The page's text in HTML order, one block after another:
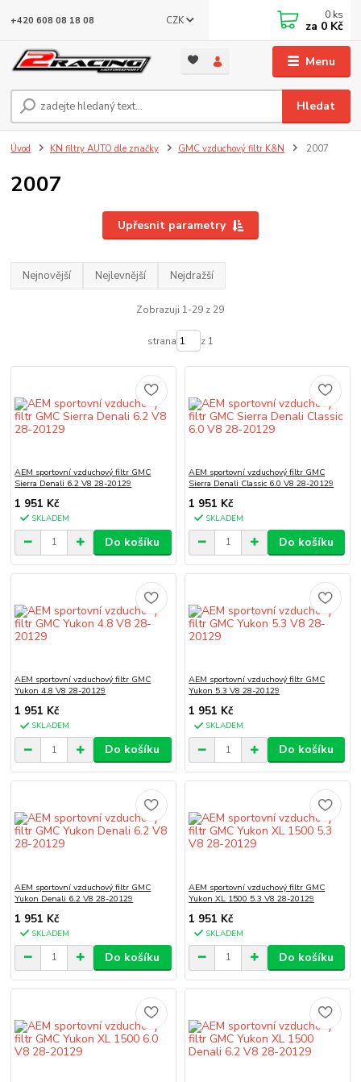
Menu
CZK
Hledat
+420 608 08 18 08 0 ks
za 0 Kč
Úvod KN filtry AUTO dle značky GMC vzduchový filtr K&N 2007
2007
Upřesnit parametry
Nejnovější Nejlevnější Nejdražší
Zobrazuji 1-29 z 29
strana z 1
AEM sportovní vzduchový filtr GMC
Sierra Denali 6.2 V8 28-20129
1 951 Kč
SKLADEM
Do košíku
AEM sportovní vzduchový filtr GMC
Sierra Denali Classic 6.0 V8 28-20129
1 951 Kč
SKLADEM
Do košíku
AEM sportovní vzduchový filtr GMC
Yukon 4.8 V8 28-20129
1 951 Kč
SKLADEM
Do košíku
AEM sportovní vzduchový filtr GMC
Yukon 5.3 V8 28-20129
1 951 Kč
SKLADEM
Do košíku
AEM sportovní vzduchový filtr GMC
Yukon Denali 6.2 V8 28-20129
1 951 Kč
SKLADEM
Do košíku
AEM sportovní vzduchový filtr GMC
Yukon XL 1500 5.3 V8 28-20129
1 951 Kč
SKLADEM
Do košíku